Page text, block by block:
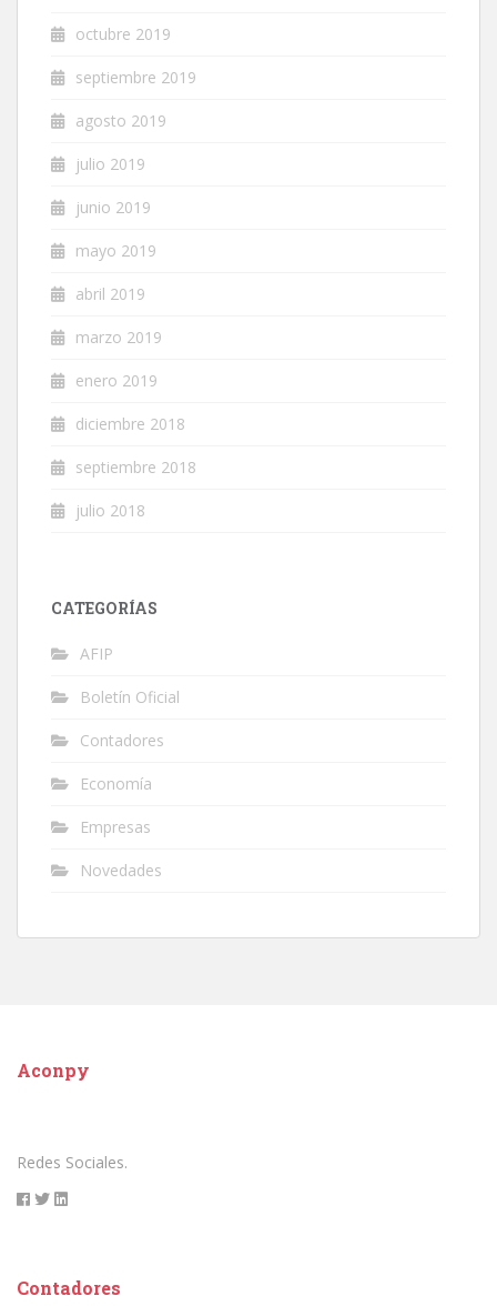
octubre 2019
septiembre 2019
agosto 2019
julio 2019
junio 2019
mayo 2019
abril 2019
marzo 2019
enero 2019
diciembre 2018
septiembre 2018
julio 2018
CATEGORÍAS
AFIP
Boletín Oficial
Contadores
Economía
Empresas
Novedades
Aconpy
Redes Sociales.
Contadores